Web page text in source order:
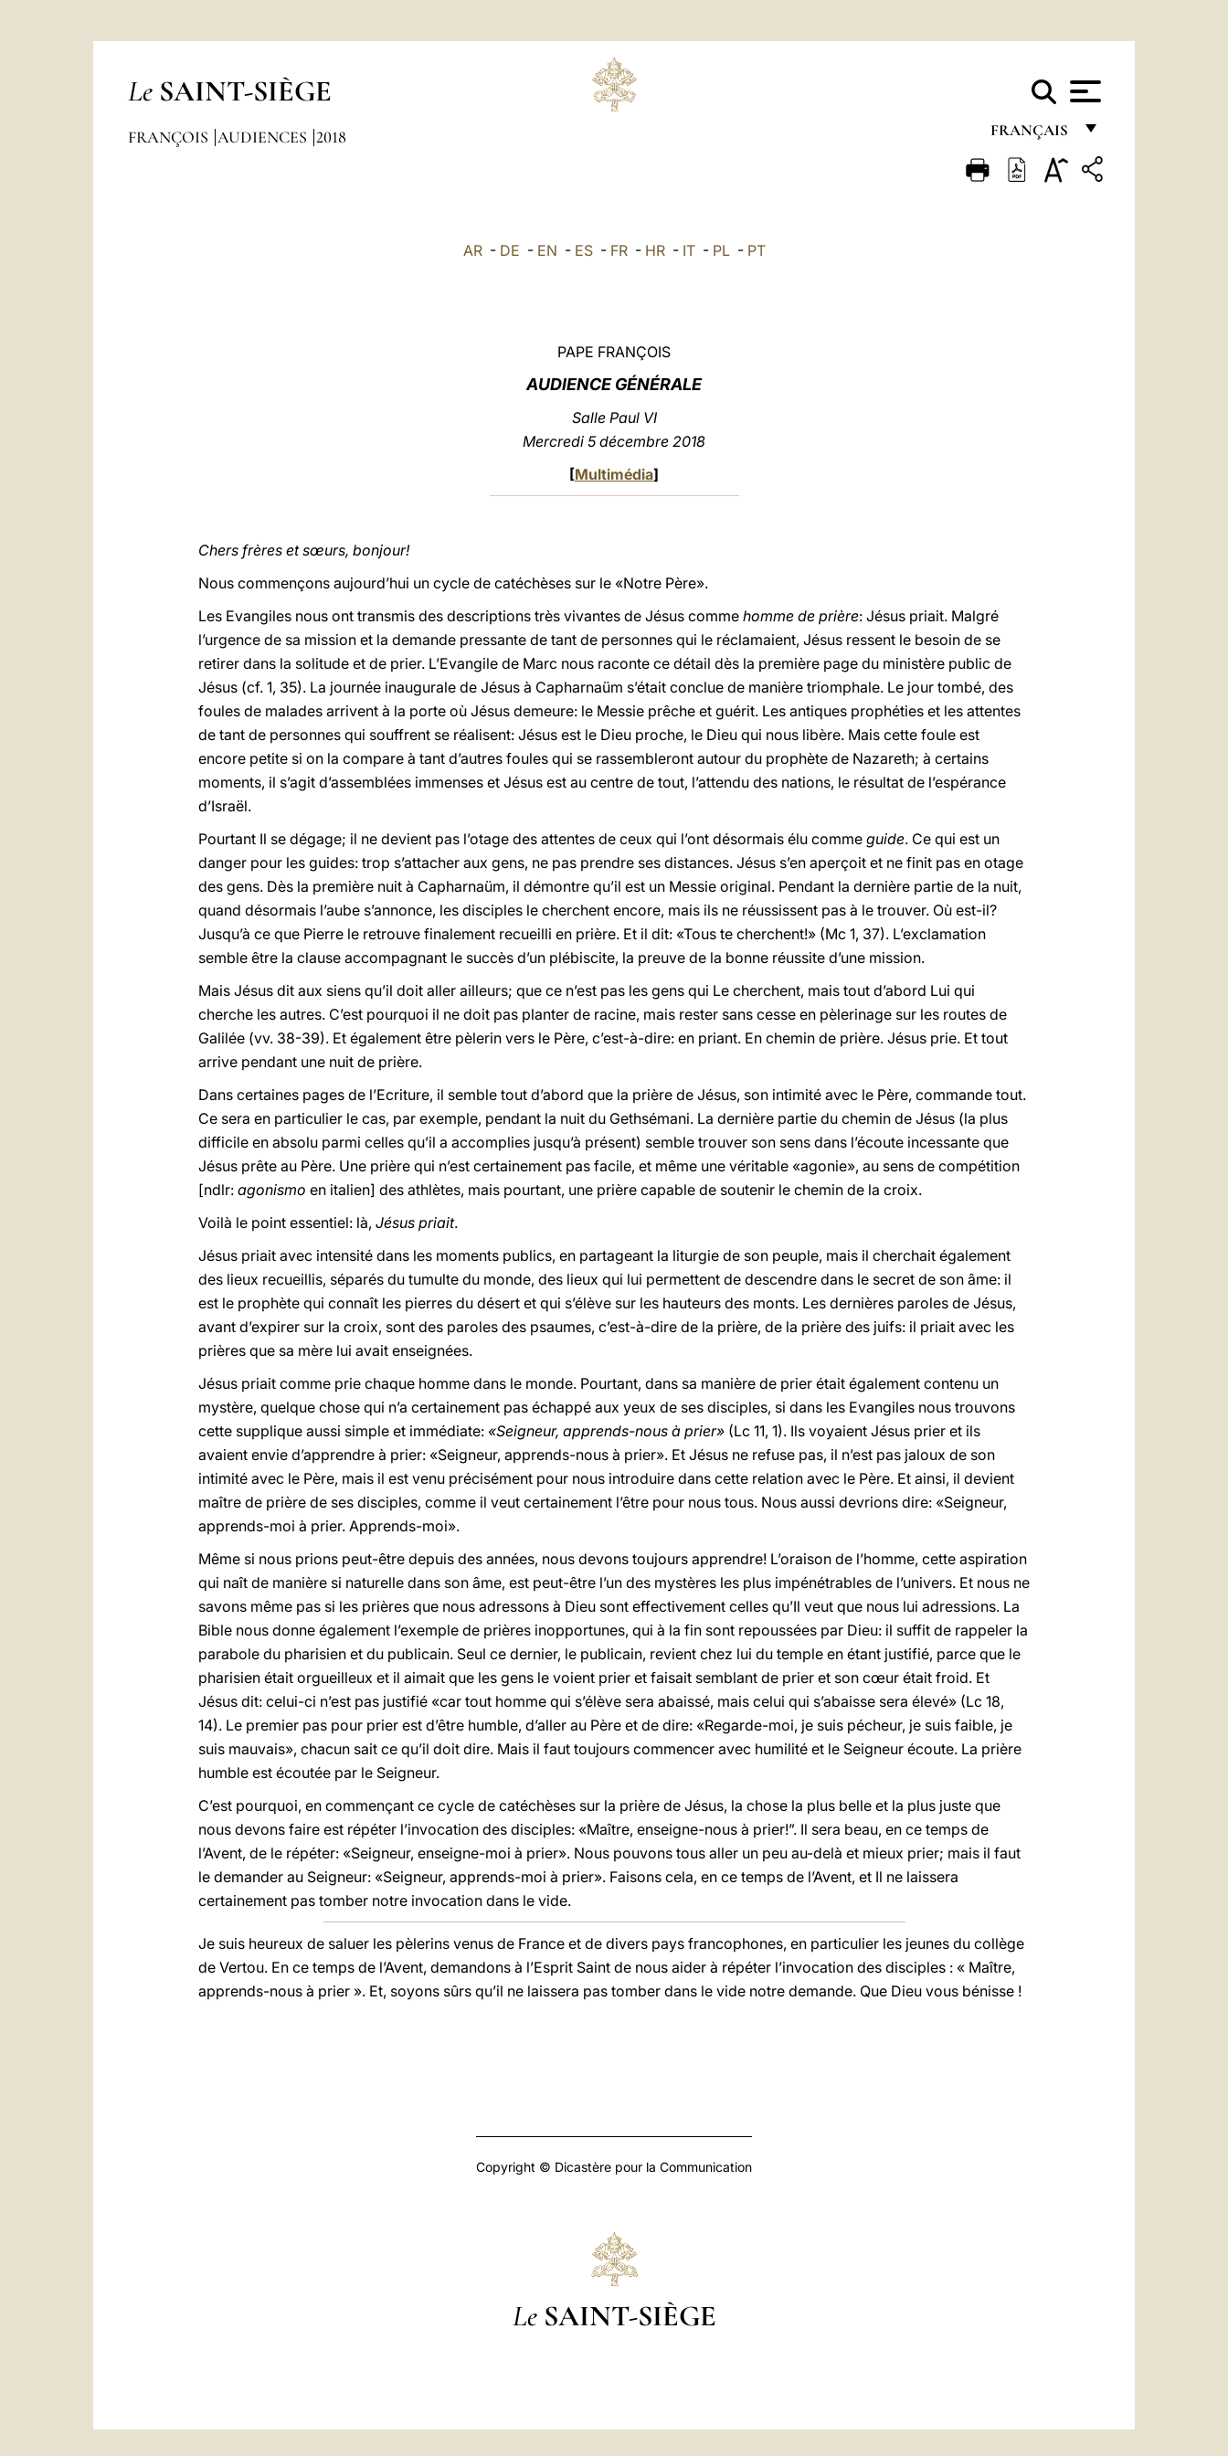
Le SAINT-SIÈGE
FRANÇAIS
FRANÇAIS
FRANÇOIS AUDIENCES 2018
AR- DE - EN - ES- FR- HR- IT- PL- PT
PAPE FRANÇOIS
AUDIENCE GÉNÉRALE
Salle Paul VI
Mercredi 5 décembre 2018
[Multimédia]
Chers frères et sœurs, bonjour!
Nous commençons aujourd’hui un cycle de catéchèses sur le «Notre Père».
Les Evangiles nous ont transmis des descriptions très vivantes de Jésus comme homme de prière: Jésus priait. Malgré
l’urgence de sa mission et la demande pressante de tant de personnes qui le réclamaient, Jésus ressent le besoin de se
retirer dans la solitude et de prier. L’Evangile de Marc nous raconte ce détail dès la première page du ministère public de
Jésus (cf. 1, 35). La journée inaugurale de Jésus à Capharnaüm s’était conclue de manière triomphale. Le jour tombé, des
foules de malades arrivent à la porte où Jésus demeure: le Messie prêche et guérit. Les antiques prophéties et les attentes
de tant de personnes qui souffrent se réalisent: Jésus est le Dieu proche, le Dieu qui nous libère. Mais cette foule est
encore petite si on la compare à tant d’autres foules qui se rassembleront autour du prophète de Nazareth; à certains
moments, il s’agit d’assemblées immenses et Jésus est au centre de tout, l’attendu des nations, le résultat de l’espérance
d’Israël.
Pourtant Il se dégage; il ne devient pas l’otage des attentes de ceux qui l’ont désormais élu comme guide. Ce qui est un
danger pour les guides: trop s’attacher aux gens, ne pas prendre ses distances. Jésus s’en aperçoit et ne finit pas en otage
des gens. Dès la première nuit à Capharnaüm, il démontre qu’il est un Messie original. Pendant la dernière partie de la nuit,
quand désormais l’aube s’annonce, les disciples le cherchent encore, mais ils ne réussissent pas à le trouver. Où est-il?
Jusqu’à ce que Pierre le retrouve finalement recueilli en prière. Et il dit: «Tous te cherchent!» (Mc 1, 37). L’exclamation
semble être la clause accompagnant le succès d’un plébiscite, la preuve de la bonne réussite d’une mission.
Mais Jésus dit aux siens qu’il doit aller ailleurs; que ce n’est pas les gens qui Le cherchent, mais tout d’abord Lui qui
cherche les autres. C’est pourquoi il ne doit pas planter de racine, mais rester sans cesse en pèlerinage sur les routes de
Galilée (vv. 38-39). Et également être pèlerin vers le Père, c’est-à-dire: en priant. En chemin de prière. Jésus prie. Et tout
arrive pendant une nuit de prière.
Dans certaines pages de l’Ecriture, il semble tout d’abord que la prière de Jésus, son intimité avec le Père, commande tout.
Ce sera en particulier le cas, par exemple, pendant la nuit du Gethsémani. La dernière partie du chemin de Jésus (la plus
difficile en absolu parmi celles qu’il a accomplies jusqu’à présent) semble trouver son sens dans l’écoute incessante que
Jésus prête au Père. Une prière qui n’est certainement pas facile, et même une véritable «agonie», au sens de compétition
[ndlr: agonismo en italien] des athlètes, mais pourtant, une prière capable de soutenir le chemin de la croix.
Voilà le point essentiel: là, Jésus priait.
Jésus priait avec intensité dans les moments publics, en partageant la liturgie de son peuple, mais il cherchait également
des lieux recueillis, séparés du tumulte du monde, des lieux qui lui permettent de descendre dans le secret de son âme: il
est le prophète qui connaît les pierres du désert et qui s’élève sur les hauteurs des monts. Les dernières paroles de Jésus,
avant d’expirer sur la croix, sont des paroles des psaumes, c’est-à-dire de la prière, de la prière des juifs: il priait avec les
prières que sa mère lui avait enseignées.
Jésus priait comme prie chaque homme dans le monde. Pourtant, dans sa manière de prier était également contenu un
mystère, quelque chose qui n’a certainement pas échappé aux yeux de ses disciples, si dans les Evangiles nous trouvons
cette supplique aussi simple et immédiate: «Seigneur, apprends-nous à prier» (Lc 11, 1). Ils voyaient Jésus prier et ils
avaient envie d’apprendre à prier: «Seigneur, apprends-nous à prier». Et Jésus ne refuse pas, il n’est pas jaloux de son
intimité avec le Père, mais il est venu précisément pour nous introduire dans cette relation avec le Père. Et ainsi, il devient
maître de prière de ses disciples, comme il veut certainement l’être pour nous tous. Nous aussi devrions dire: «Seigneur,
apprends-moi à prier. Apprends-moi».
Même si nous prions peut-être depuis des années, nous devons toujours apprendre! L’oraison de l’homme, cette aspiration
qui naît de manière si naturelle dans son âme, est peut-être l’un des mystères les plus impénétrables de l’univers. Et nous ne
savons même pas si les prières que nous adressons à Dieu sont effectivement celles qu’Il veut que nous lui adressions. La
Bible nous donne également l’exemple de prières inopportunes, qui à la fin sont repoussées par Dieu: il suffit de rappeler la
parabole du pharisien et du publicain. Seul ce dernier, le publicain, revient chez lui du temple en étant justifié, parce que le
pharisien était orgueilleux et il aimait que les gens le voient prier et faisait semblant de prier et son cœur était froid. Et
Jésus dit: celui-ci n’est pas justifié «car tout homme qui s’élève sera abaissé, mais celui qui s’abaisse sera élevé» (Lc 18,
14). Le premier pas pour prier est d’être humble, d’aller au Père et de dire: «Regarde-moi, je suis pécheur, je suis faible, je
suis mauvais», chacun sait ce qu’il doit dire. Mais il faut toujours commencer avec humilité et le Seigneur écoute. La prière
humble est écoutée par le Seigneur.
C’est pourquoi, en commençant ce cycle de catéchèses sur la prière de Jésus, la chose la plus belle et la plus juste que
nous devons faire est répéter l’invocation des disciples: «Maître, enseigne-nous à prier!”. Il sera beau, en ce temps de
l’Avent, de le répéter: «Seigneur, enseigne-moi à prier». Nous pouvons tous aller un peu au-delà et mieux prier; mais il faut
le demander au Seigneur: «Seigneur, apprends-moi à prier». Faisons cela, en ce temps de l’Avent, et Il ne laissera
certainement pas tomber notre invocation dans le vide.
Je suis heureux de saluer les pèlerins venus de France et de divers pays francophones, en particulier les jeunes du collège
de Vertou. En ce temps de l’Avent, demandons à l’Esprit Saint de nous aider à répéter l’invocation des disciples : « Maître,
apprends-nous à prier ». Et, soyons sûrs qu’il ne laissera pas tomber dans le vide notre demande. Que Dieu vous bénisse !
Copyright © Dicastère pour la Communication
Le SAINT-SIÈGE